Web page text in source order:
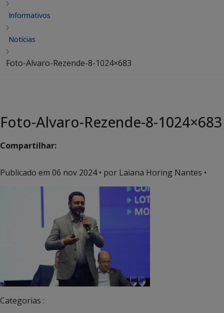
Informativos
Notícias
Foto-Alvaro-Rezende-8-1024×683
Foto-Alvaro-Rezende-8-1024×683
Compartilhar:
Publicado em 06 nov 2024• por Laiana Horing Nantes •
Categorias :